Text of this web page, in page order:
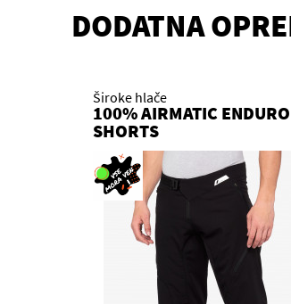
DODATNA
Široke hlače
100% AIRMATIC ENDURO
SHORTS